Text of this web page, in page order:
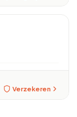
Verzekeren